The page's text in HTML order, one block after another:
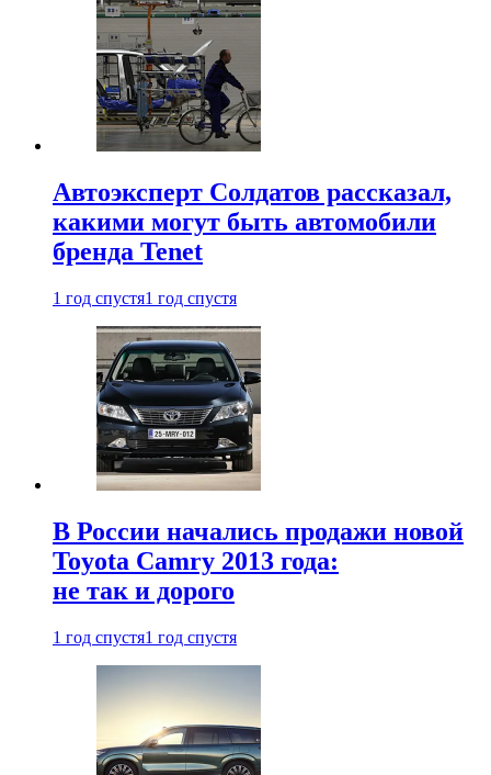
Автоэксперт Солдатов рассказал,
какими могут быть автомобили
бренда Tenet
1 год спустя1 год спустя
В России начались продажи новой
Toyota Camry 2013 года:
не так и дорого
1 год спустя1 год спустя